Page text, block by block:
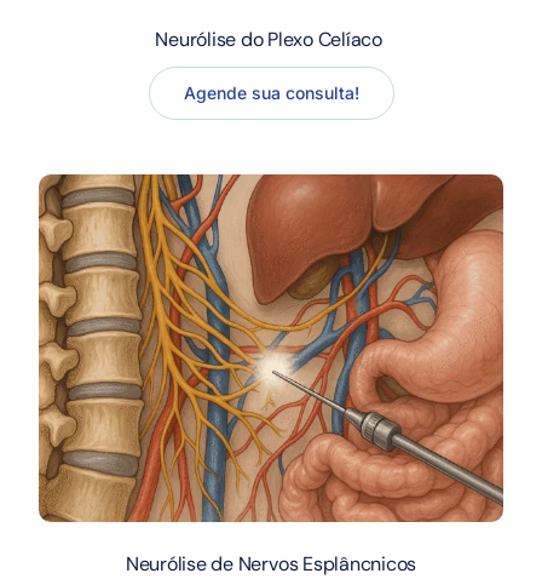
Neurólise do Plexo Celíaco
Agende sua consulta!
Neurólise de Nervos Esplâncnicos